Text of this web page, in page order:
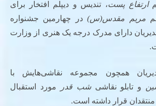
ارتفاع پست، تندیس و دیپلم افتخار برای
مریم مقدس(س)در چهارمین جشنواره
دارای مدرک درجه یک هنری از وزارت
همچون مجموعه نقاشی‌هایش با
و تابلو نقاشیشب قدر
مورد استقبال
قرار داشته است.